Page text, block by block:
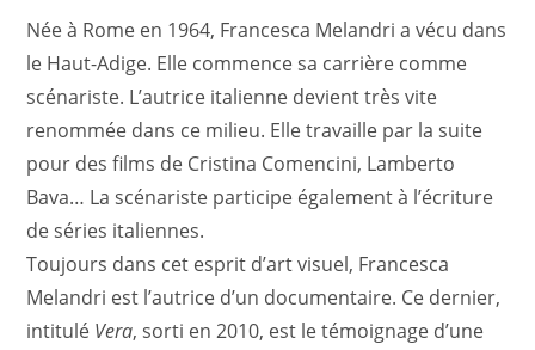
Née à Rome en 1964, Francesca Melandri a vécu dans
le Haut-Adige. Elle commence sa carrière comme
scénariste. L’autrice italienne devient très vite
renommée dans ce milieu. Elle travaille par la suite
pour des films de Cristina Comencini, Lamberto
Bava… La scénariste participe également à l’écriture
de séries italiennes.
Toujours dans cet esprit d’art visuel, Francesca
Melandri est l’autrice d’un documentaire. Ce dernier,
intitulé Vera, sorti en 2010, est le témoignage d’une